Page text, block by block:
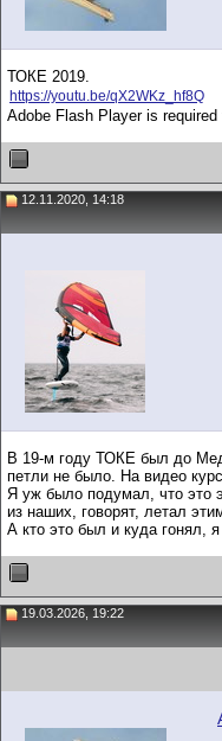
ТОКЕ 2019.
https://youtu.be/qX2WKz_hf8Q
Adobe Flash Player is
12.11.2020, 14:18
В 19-м году ТОКЕ был до
петли не было. На видео
Я уж было подумал, что это
из наших, говорят, летал
А кто это был и куда гонял,
19.03.2026, 19:22